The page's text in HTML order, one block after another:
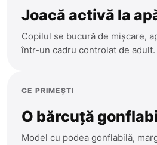
Joacă activă la
Copilul se bucură de mișcare,
într-un cadru controlat de adult.
CE PRIMEȘTI
O bărcuță
Model cu podea gonflabilă,